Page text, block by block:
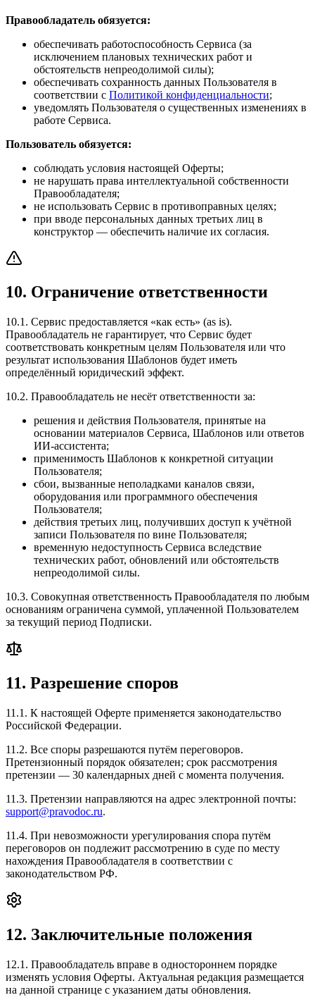
Правообладатель обязуется:
обеспечивать работоспособность Сервиса (за
исключением плановых технических работ и
обстоятельств непреодолимой силы);
обеспечивать сохранность данных Пользователя в
соответствии с Политикой конфиденциальности;
уведомлять Пользователя о существенных изменениях в
работе Сервиса.
Пользователь обязуется:
соблюдать условия настоящей Оферты;
не нарушать права интеллектуальной собственности
Правообладателя;
не использовать Сервис в противоправных целях;
при вводе персональных данных третьих лиц в
конструктор — обеспечить наличие их согласия.
10. Ограничение ответственности
10.1. Сервис предоставляется «как есть» (as is).
Правообладатель не гарантирует, что Сервис будет
соответствовать конкретным целям Пользователя или что
результат использования Шаблонов будет иметь
определённый юридический эффект.
10.2. Правообладатель не несёт ответственности за:
решения и действия Пользователя, принятые на
основании материалов Сервиса, Шаблонов или ответов
ИИ-ассистента;
применимость Шаблонов к конкретной ситуации
Пользователя;
сбои, вызванные неполадками каналов связи,
оборудования или программного обеспечения
Пользователя;
действия третьих лиц, получивших доступ к учётной
записи Пользователя по вине Пользователя;
временную недоступность Сервиса вследствие
технических работ, обновлений или обстоятельств
непреодолимой силы.
10.3. Совокупная ответственность Правообладателя по любым
основаниям ограничена суммой, уплаченной Пользователем
за текущий период Подписки.
11. Разрешение споров
11.1. К настоящей Оферте применяется законодательство
Российской Федерации.
11.2. Все споры разрешаются путём переговоров.
Претензионный порядок обязателен; срок рассмотрения
претензии — 30 календарных дней с момента получения.
11.3. Претензии направляются на адрес электронной почты:
support@pravodoc.ru.
11.4. При невозможности урегулирования спора путём
переговоров он подлежит рассмотрению в суде по месту
нахождения Правообладателя в соответствии с
законодательством РФ.
12. Заключительные положения
12.1. Правообладатель вправе в одностороннем порядке
изменять условия Оферты. Актуальная редакция размещается
на данной странице с указанием даты обновления.